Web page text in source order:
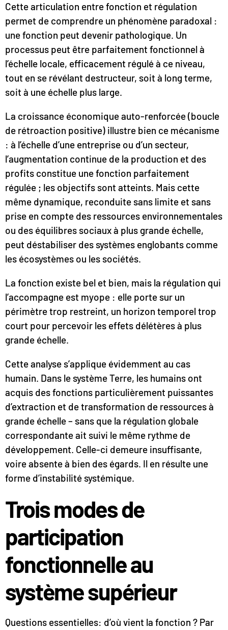
Cette articulation entre fonction et régulation
permet de comprendre un phénomène paradoxal :
une fonction peut devenir pathologique. Un
processus peut être parfaitement fonctionnel à
l’échelle locale, efficacement régulé à ce niveau,
tout en se révélant destructeur, soit à long terme,
soit à une échelle plus large.
La croissance économique auto-renforcée (boucle
de rétroaction positive) illustre bien ce mécanisme
: à l’échelle d’une entreprise ou d’un secteur,
l’augmentation continue de la production et des
profits constitue une fonction parfaitement
régulée ; les objectifs sont atteints. Mais cette
même dynamique, reconduite sans limite et sans
prise en compte des ressources environnementales
ou des équilibres sociaux à plus grande échelle,
peut déstabiliser des systèmes englobants comme
les écosystèmes ou les sociétés.
La fonction existe bel et bien, mais la régulation qui
l’accompagne est myope : elle porte sur un
périmètre trop restreint, un horizon temporel trop
court pour percevoir les effets délétères à plus
grande échelle.
Cette analyse s’applique évidemment au cas
humain. Dans le système Terre, les humains ont
acquis des fonctions particulièrement puissantes
d’extraction et de transformation de ressources à
grande échelle – sans que la régulation globale
correspondante ait suivi le même rythme de
développement. Celle-ci demeure insuffisante,
voire absente à bien des égards. Il en résulte une
forme d’instabilité systémique.
Trois modes de
participation
fonctionnelle au
système supérieur
Questions essentielles: d’où vient la fonction ? Par